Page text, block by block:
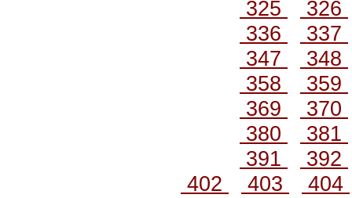
325
326
336
337
347
348
358
359
369
370
380
381
391
392
402
403 404